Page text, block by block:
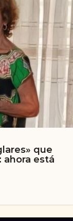
que
ahora está